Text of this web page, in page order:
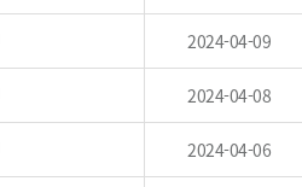
2024-04-09
2024-04-08
2024-04-06